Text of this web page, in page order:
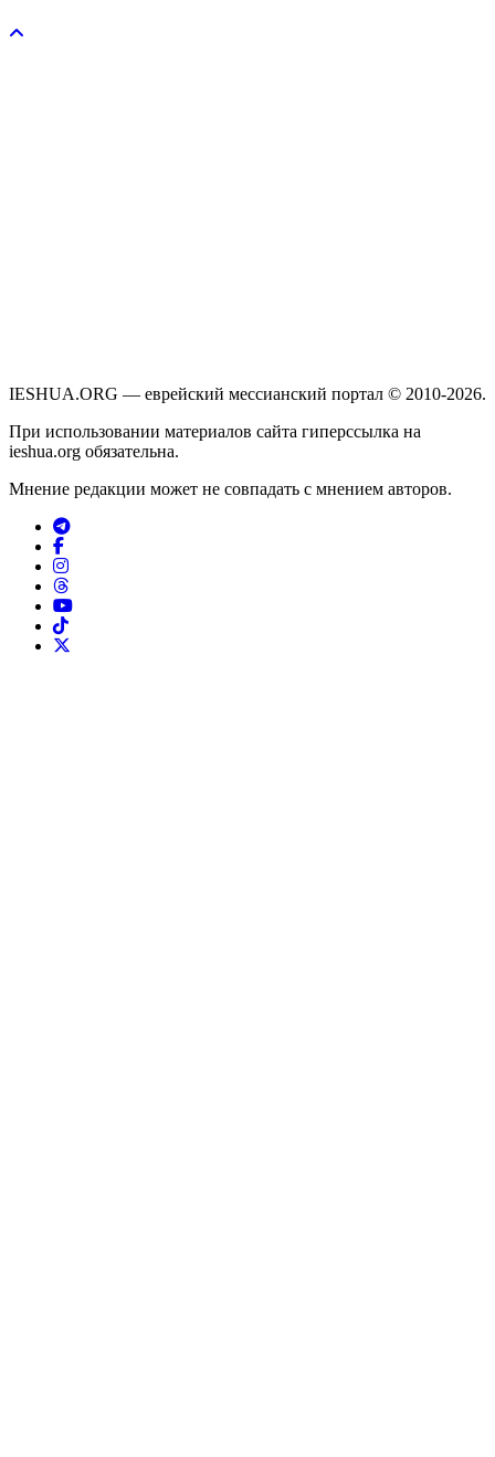
IESHUA.ORG — еврейский мессианский портал © 2010-2026.
При использовании материалов сайта гиперссылка на
ieshua.org обязательна.
Мнение редакции может не совпадать с мнением авторов.